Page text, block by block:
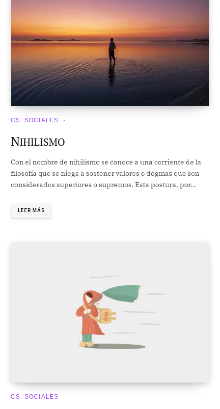
CS. SOCIALES
NIHILISMO
Con el nombre de nihilismo se conoce a una corriente de la
filosofía que se niega a sostener valores o dogmas que son
considerados superiores o supremos. Esta postura, por…
LEER MÁS
CS. SOCIALES